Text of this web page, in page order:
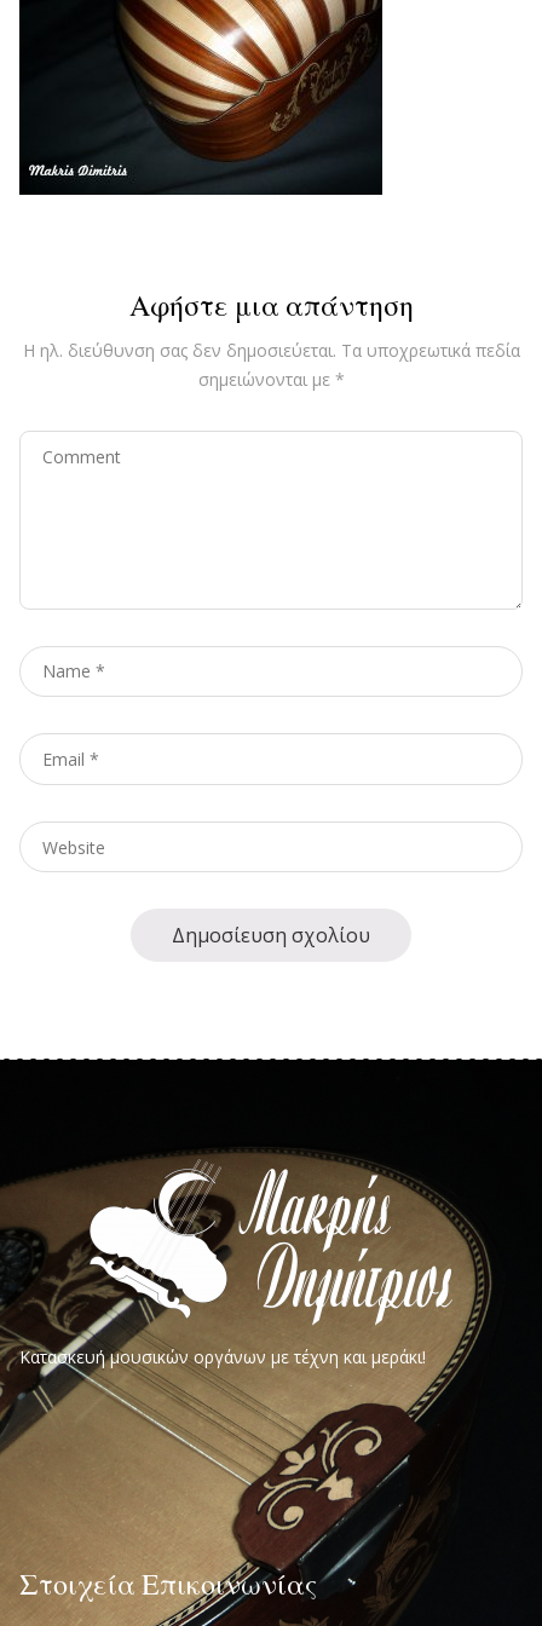
Αφήστε μια απάντηση
Η ηλ. διεύθυνση σας δεν δημοσιεύεται. Τα υποχρεωτικά πεδία
σημειώνονται με *
Comment
Name
Email
Website
Κατασκευή μουσικών οργάνων με τέχνη και μεράκι!
Στοιχεία Επικοινωνίας